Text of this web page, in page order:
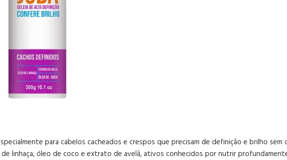
para cabelos cacheados e crespos que precisam de definição e brilho sem
linhaça, óleo de coco e extrato de avelã, ativos conhecidos por nutrir